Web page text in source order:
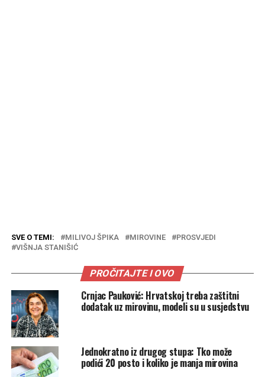
SVE O TEMI: MILIVOJ ŠPIKA MIROVINE
PROSVJEDI
VIŠNJA STANIŠIĆ
PROČITAJTE I OVO
Crnjac Pauković: Hrvatskoj treba zaštitni
dodatak uz mirovinu, modeli su u susjedstvu
Jednokratno iz drugog stupa: Tko može
podići 20 posto i koliko je manja mirovina